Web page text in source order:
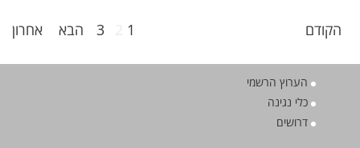
אחרון הבא הקודם 1
3
הערוץ הרשמי
כלי נגינה
דרושים